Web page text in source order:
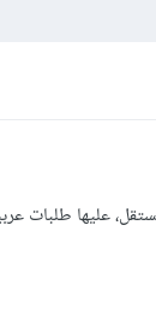
عليها طلبات